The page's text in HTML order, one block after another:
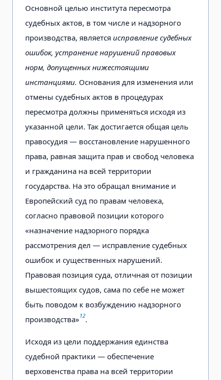
Основной целью института пересмотра
судебных актов, в том числе и надзорного
производства, является исправление судебных
ошибок, устранение нарушений правовых
норм, допущенных нижестоящими
инстанциями. Основания для изменения или
отмены судебных актов в процедурах
пересмотра должны применяться исходя из
указанной цели. Так достигается общая цель
правосудия — восстановление нарушенного
права, равная защита прав и свобод человека
и гражданина на всей территории
государства. На это обращал внимание и
Европейский суд по правам человека,
согласно правовой позиции которого
«назначение надзорного порядка
рассмотрения дел — исправление судебных
ошибок и существенных нарушений.
Правовая позиция суда, отличная от позиции
вышестоящих судов, сама по себе не может
быть поводом к возбуждению надзорного
производства»12.
Исходя из цели поддержания единства
судебной практики — обеспечение
верховенства права на всей территории